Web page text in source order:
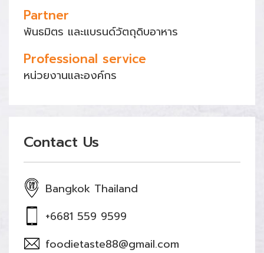
Partner
พันธมิตร และแบรนด์วัตถุดิบอาหาร
Professional service
หน่วยงานและองค์กร
Contact Us
Bangkok Thailand
+6681 559 9599
foodietaste88@gmail.com